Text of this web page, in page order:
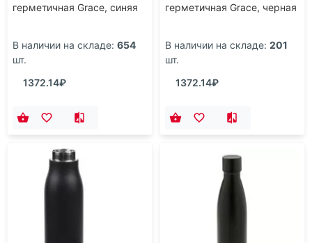
герметичная Grace, синяя
В наличии на складе: 654
шт.
1372.14₽
герметичная Grace, черная
В наличии на складе: 201
шт.
1372.14₽